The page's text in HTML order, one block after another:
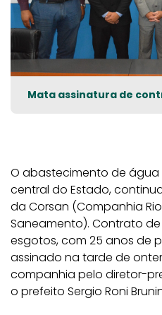
Mata assinatura de
O abastecimento de água
central do Estado,
da Corsan (Companhia
Saneamento). Contrato
esgotos, com 25 anos de
assinado na tarde de
companhia pelo diretor-
o prefeito Sergio Roni